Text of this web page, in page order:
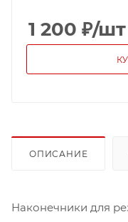
1 200 ₽/шт
ОПИСАНИЕ
Наконечники для